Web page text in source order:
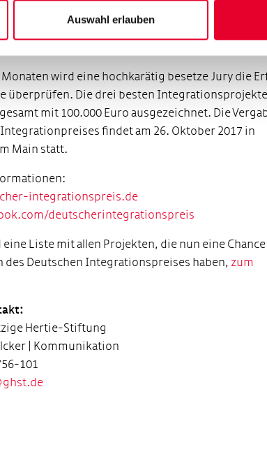
Auswahl erlauben
Monaten wird eine hochkarätig besetze Jury die
überprüfen. Die drei besten
mit 100.000 Euro ausgezeichnet. Die
findet am 26. Oktober 2017 in
Main statt.
integrationspreis.de
deutscherintegrationspreis
eine Liste mit allen Projekten, die nun eine
des Deutschen Integrationspreises haben, zum
Hertie-Stiftung
| Kommunikation
101